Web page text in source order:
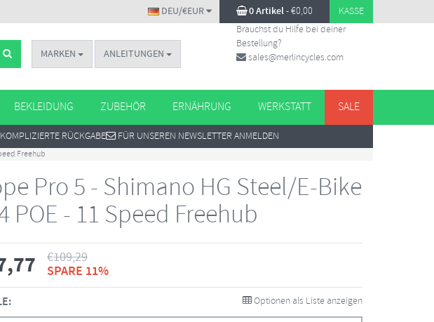
0 Artikel-€0,00 KASSE
DEU/€EUR
MARKEN ANLEITUNGEN
Brauchst du Hilfe bei deiner
Bestellung?
sales@merlincycles.com
BEKLEIDUNG ZUBEHÖR ERNÄHRUNG WERKSTATT SALE
RÜCKGABE FÜR UNSEREN NEWSLETTER ANMELDEN
Freehub
Pro 5 - Shimano HG Steel/E-Bike
POE - 11 Speed Freehub
€109,29
SPARE 11%
Optionen als Liste anzeigen